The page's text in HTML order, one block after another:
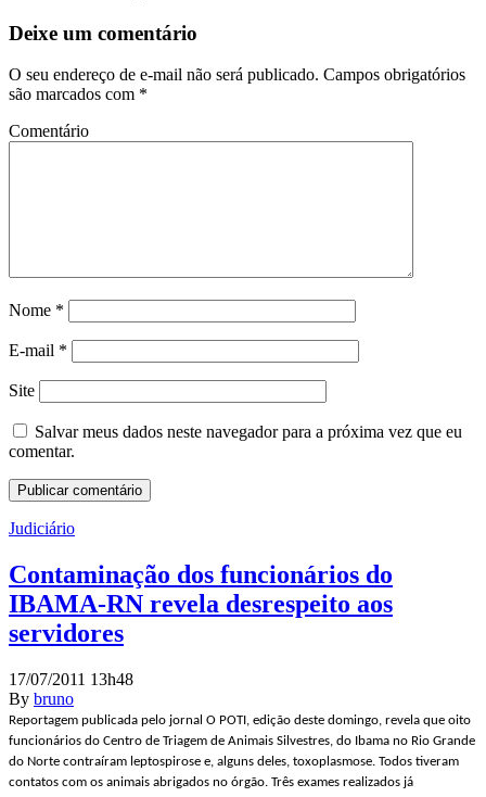
Deixe um comentário
O seu endereço de e-mail não será publicado. Campos obrigatórios
são marcados com *
Comentário
Nome *
E-mail *
Site
Salvar meus dados neste navegador para a próxima vez que eu
comentar.
Judiciário
Contaminação dos funcionários do
IBAMA-RN revela desrespeito aos
servidores
17/07/2011 13h48
By bruno
Reportagem publicada pelo jornal O POTI, edição deste domingo, revela que oito
funcionários do Centro de Triagem de Animais Silvestres, do Ibama no Rio Grande
do Norte contraíram leptospirose e, alguns deles, toxoplasmose. Todos tiveram
contatos com os animais abrigados no órgão. Três exames realizados já